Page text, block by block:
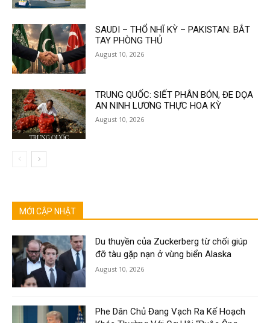
SAUDI – THỔ NHĨ KỲ – PAKISTAN: BẮT
TAY PHÒNG THỦ
August 10, 2026
TRUNG QUỐC: SIẾT PHÂN BÓN, ĐE DỌA
AN NINH LƯƠNG THỰC HOA KỲ
August 10, 2026
MỚI CẬP NHẬT
Du thuyền của Zuckerberg từ chối giúp
đỡ tàu gặp nạn ở vùng biển Alaska
August 10, 2026
Phe Dân Chủ Đang Vạch Ra Kế Hoạch